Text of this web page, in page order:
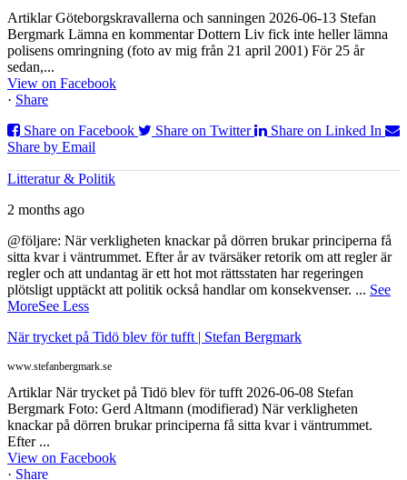
Artiklar Göteborgskravallerna och sanningen 2026-06-13 Stefan
Bergmark Lämna en kommentar Dottern Liv fick inte heller lämna
polisens omringning (foto av mig från 21 april 2001) För 25 år
sedan,...
View on Facebook
· Share
Share on Facebook
Share on Twitter
Share on Linked In
Share by Email
Litteratur & Politik
2 months ago
@följare: När verkligheten knackar på dörren brukar principerna få
sitta kvar i väntrummet. Efter år av tvärsäker retorik om att regler är
regler och att undantag är ett hot mot rättsstaten har regeringen
plötsligt upptäckt att politik också handlar om konsekvenser. ... See
MoreSee Less
När trycket på Tidö blev för tufft | Stefan Bergmark
www.stefanbergmark.se
Artiklar När trycket på Tidö blev för tufft 2026-06-08 Stefan
Bergmark Foto: Gerd Altmann (modifierad) När verkligheten
knackar på dörren brukar principerna få sitta kvar i väntrummet.
Efter ...
View on Facebook
· Share